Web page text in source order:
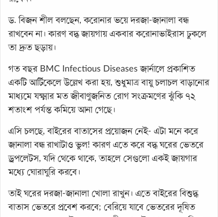
ড. বিজন শীল বলছেন, করোনার ভয়ে দরজা-জানালা বন্ধ
রাখবেন না। কারণ বদ্ধ জায়গায় একবার করোনাভাইরাস ঢুকলে
তা দ্রুত ছড়ায়।
গত বছর BMC Infectious Diseases জার্নালে প্রকাশিত
একটি আর্টিকেলে উল্লেখ করা হয়, শুধুমাত্র বায়ু চলাচল বাড়ানোর
মাধ্যমে যক্ষ্মার মত জীবাণুজনিত রোগ সংক্রমণের ঝুঁকি ৭২
শতাংশ পর্যন্ত কমিয়ে আনা গেছে।
এসি চলছে, বাইরের বাতাসের প্রয়োজন নেই- এটা মনে করে
জানালা বন্ধ রাখাটাও ভুল! কারণ এতে করে বদ্ধ ঘরের ভেতরে
ড্রপলেটস, যদি থেকে থাকে, তাহলে সেগুলো একই জায়গার
মধ্যে ঘোরাঘুরি করবে।
তাই ঘরের দরজা-জানালা খোলা রাখুন। এতে বাইরের বিশুদ্ধ
বাতাস ভেতরে প্রবেশ করবে; বেরিয়ে যাবে ভেতরের দূষিত